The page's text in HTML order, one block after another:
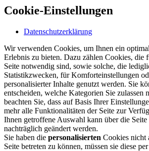
Cookie-Einstellungen
Datenschutzerklärung
Wir verwenden Cookies, um Ihnen ein
Erlebnis zu bieten. Dazu zählen Cookies, die
Seite notwendig sind, sowie solche, die
Statistikzwecken, für Komforteinstellungen
personalisierter Inhalte genutzt werden. Sie
entscheiden, welche Kategorien Sie zulassen
beachten Sie, dass auf Basis Ihrer
mehr alle Funktionalitäten der Seite zur
Ihnen getroffene Auswahl kann über die
nachträglich geändert werden.
Sie haben die personalisierten Cookies nicht
Seite betreten zu können, müssen sie diese